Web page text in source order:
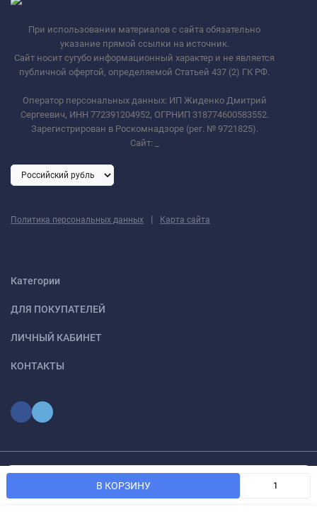
В КОРЗИНУ
При использовании материалов с сайта обязательно
указание прямой ссылки на источник.
Сайт носит сугубо информационный характер и не является
публичной офертой, определяемой Статьей 437 (2) ГК РФ.
Оператор персональных данных: ИП Жиденко Дмитрий
Сергеевич, ИНН 772391204952, ОГРНИП 318774600583552.
Зарегистрирован в Роскомнадзоре (рег. № 9721825).
Сайт:
Политика персональных данных | Карта сайта
Категории
ДЛЯ ПОКУПАТЕЛЕЙ
ЛИЧНЫЙ КАБИНЕТ
КОНТАКТЫ